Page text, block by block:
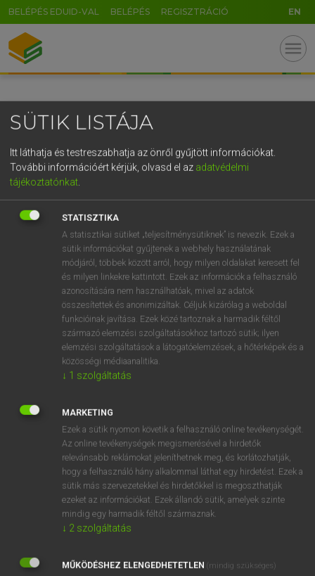
BELÉPÉS EDUID-VAL BELÉPÉS REGISZTRÁCIÓ EN
menu
OOOOPS!
SZOTAR.NET APPLIKÁCIÓ
MICROSOFT OFFICE BŐVÍTMÉNY
BEÉPÜLŐ SZÓTÁRMODUL
ONLINE NYELVVIZSGA
EGYÉNI FELHASZNÁLÓKNAK
SÜTIK LISTÁJA
Itt láthatja és testreszabhatja az önről gyűjtött információkat.
További információért kérjük, olvasd el az adatvédelmi
tájékoztatónkat
STATISZTIKA
A statisztikai sütiket „teljesítménysütiknek” is nevezik. Ezek a
sütik információkat gyűjtenek a webhely használatának
módjáról, többek között arról, hogy milyen oldalakat keresett fel
és milyen linkekre kattintott. Ezek az információk a felhasználó
azonosítására nem használhatóak, mivel az adatok
összesítettek és anonimizáltak. Céljuk kizárólag a weboldal
funkcióinak javítása. Ezek közé tartoznak a harmadik féltől
származó elemzési szolgáltatásokhoz tartozó sütik; ilyen
elemzési szolgáltatások a látogatóelemzések, a hőtérképek és a
közösségi médiaanalitika.
↓ 1 szolgáltatás
MARKETING
Ezek a sütik nyomon követik a felhasználó online tevékenységét.
Az online tevékenységek megismerésével a hirdetők
relevánsabb reklámokat jeleníthetnek meg, és korlátozhatják,
hogy a felhasználó hány alkalommal láthat egy hirdetést. Ezek a
sütik más szervezetekkel és hirdetőkkel is megoszthatják
ezeket az információkat. Ezek állandó sütik, amelyek szinte
mindig egy harmadik féltől származnak.
↓ 2 szolgáltatás
MŰKÖDÉSHEZ ELENGEDHETETLEN (mindig szükséges)
GR
5
g h k l
v b n m , . - AltGr